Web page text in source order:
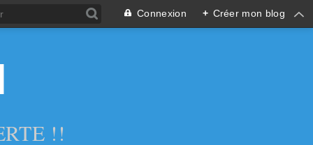
Connexion + Créer mon blog
!!